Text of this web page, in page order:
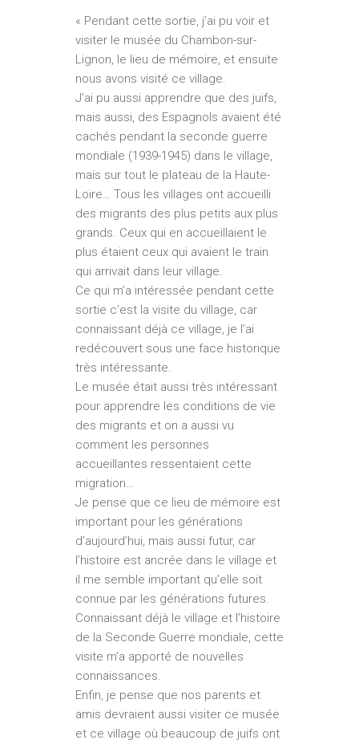
« Pendant cette sortie, j’ai pu voir et
visiter le musée du Chambon-sur-
Lignon, le lieu de mémoire, et ensuite
nous avons visité ce village.
J’ai pu aussi apprendre que des juifs,
mais aussi, des Espagnols avaient été
cachés pendant la seconde guerre
mondiale (1939-1945) dans le village,
mais sur tout le plateau de la Haute-
Loire… Tous les villages ont accueilli
des migrants des plus petits aux plus
grands. Ceux qui en accueillaient le
plus étaient ceux qui avaient le train
qui arrivait dans leur village.
Ce qui m’a intéressée pendant cette
sortie c’est la visite du village, car
connaissant déjà ce village, je l’ai
redécouvert sous une face historique
très intéressante.
Le musée était aussi très intéressant
pour apprendre les conditions de vie
des migrants et on a aussi vu
comment les personnes
accueillantes ressentaient cette
migration…
Je pense que ce lieu de mémoire est
important pour les générations
d’aujourd’hui, mais aussi futur, car
l’histoire est ancrée dans le village et
il me semble important qu’elle soit
connue par les générations futures.
Connaissant déjà le village et l’histoire
de la Seconde Guerre mondiale, cette
visite m’a apporté de nouvelles
connaissances.
Enfin, je pense que nos parents et
amis devraient aussi visiter ce musée
et ce village où beaucoup de juifs ont